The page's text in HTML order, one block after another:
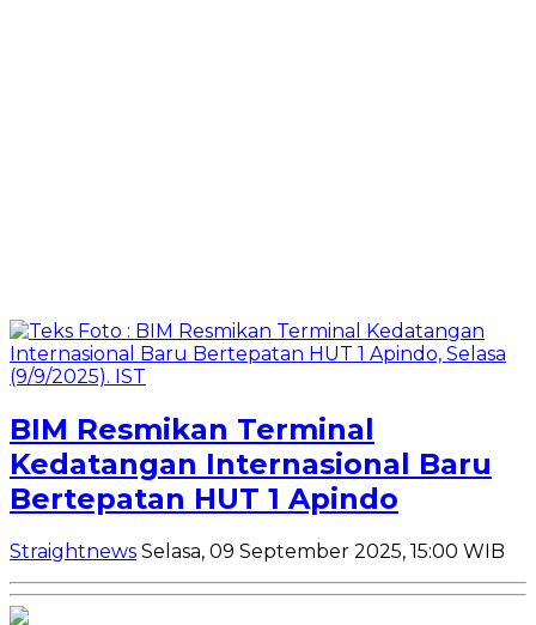
BIM Resmikan Terminal
Kedatangan Internasional Baru
Bertepatan HUT 1 Apindo
Straightnews Selasa, 09 September 2025, 15:00 WIB